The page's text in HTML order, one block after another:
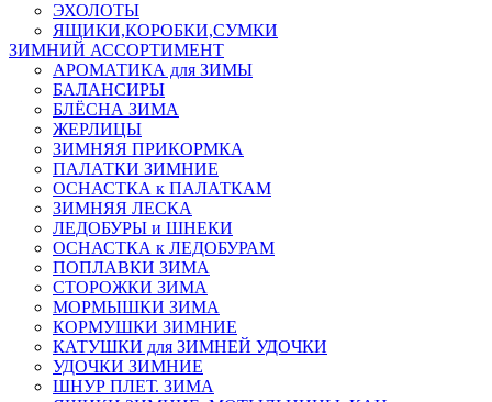
ЭХОЛОТЫ
ЯЩИКИ,КОРОБКИ,СУМКИ
ЗИМНИЙ АССОРТИМЕНТ
АРОМАТИКА для ЗИМЫ
БАЛАНСИРЫ
БЛЁСНА ЗИМА
ЖЕРЛИЦЫ
ЗИМНЯЯ ПРИКОРМКА
ПАЛАТКИ ЗИМНИЕ
ОСНАСТКА к ПАЛАТКАМ
ЗИМНЯЯ ЛЕСКА
ЛЕДОБУРЫ и ШНЕКИ
ОСНАСТКА к ЛЕДОБУРАМ
ПОПЛАВКИ ЗИМА
СТОРОЖКИ ЗИМА
МОРМЫШКИ ЗИМА
КОРМУШКИ ЗИМНИЕ
КАТУШКИ для ЗИМНЕЙ УДОЧКИ
УДОЧКИ ЗИМНИЕ
ШНУР ПЛЕТ. ЗИМА